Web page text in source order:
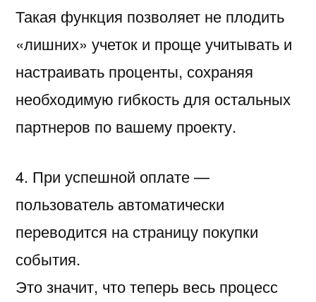
Такая функция позволяет не плодить
«лишних» учеток и проще учитывать и
настраивать проценты, сохраняя
необходимую гибкость для остальных
партнеров по вашему проекту.
4. При успешной оплате —
пользователь автоматически
переводится на страницу покупки
события.
Это значит, что теперь весь процесс